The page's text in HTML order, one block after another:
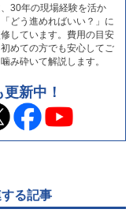
30年の現場経験を活か
どう進めればいい？」に
しています。費用の目安
めての方でも安心してご
み砕いて解説します。
新中！
る記事